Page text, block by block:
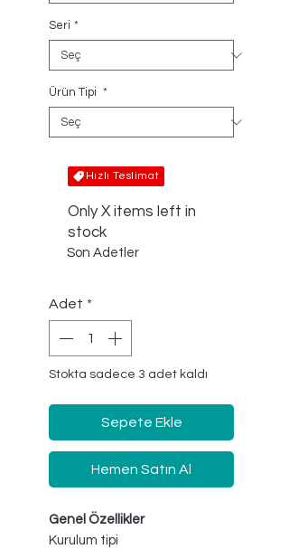
Seri *
Ürün Tipi *
Hızlı Teslimat
Only X items left in
stock
Son Adetler
Adet *
Stokta sadece 3 adet kaldı
Sepete Ekle
Hemen Satın Al
Genel Özellikler
Kurulum tipi